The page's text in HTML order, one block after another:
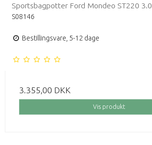
Sportsbagpotter Ford Mondeo ST220 3.0
S08146
Bestillingsvare, 5-12 dage
3.355,00 DKK
Vis produkt